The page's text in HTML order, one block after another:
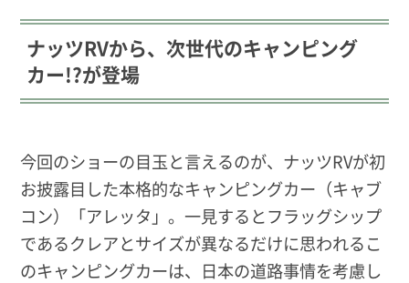
ナッツRVから、次世代のキャンピング
カー!?が登場
今回のショーの目玉と言えるのが、ナッツRVが初
お披露目した本格的なキャンピングカー（キャブ
コン）「アレッタ」。一見するとフラッグシップ
であるクレアとサイズが異なるだけに思われるこ
のキャンピングカーは、日本の道路事情を考慮し